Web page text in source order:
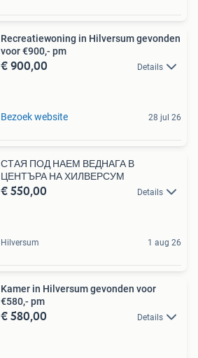
Recreatiewoning in Hilversum gevonden
voor €900,- pm
€ 900,00 Details
Bezoek website 28 jul 26
СТАЯ ПОД НАЕМ ВЕДНАГА В
ЦЕНТЪРА НА ХИЛВЕРСУМ
€ 550,00 Details
Hilversum 1 aug 26
Kamer in Hilversum gevonden voor
€580,- pm
€ 580,00 Details